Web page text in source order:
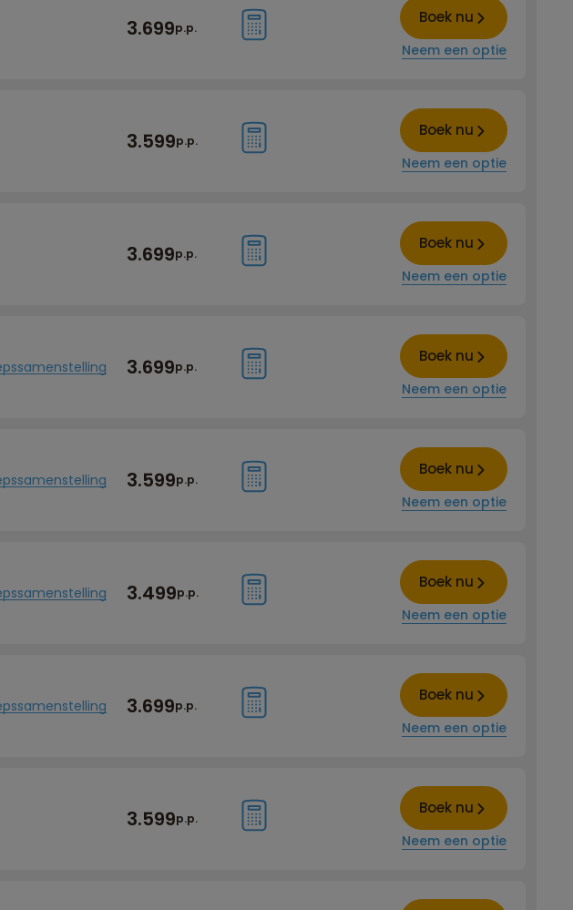
3.699p.p.
Boek nu
Neem een optie
3.599p.p.
Boek nu
Neem een optie
3.699p.p.
Boek nu
Neem een optie
3.699p.p.
Boek nu
Neem een optie
3.599p.p.
Boek nu
Neem een optie
3.499p.p.
Boek nu
Neem een optie
3.699p.p.
Boek nu
Neem een optie
3.599p.p.
Boek nu
Neem een optie